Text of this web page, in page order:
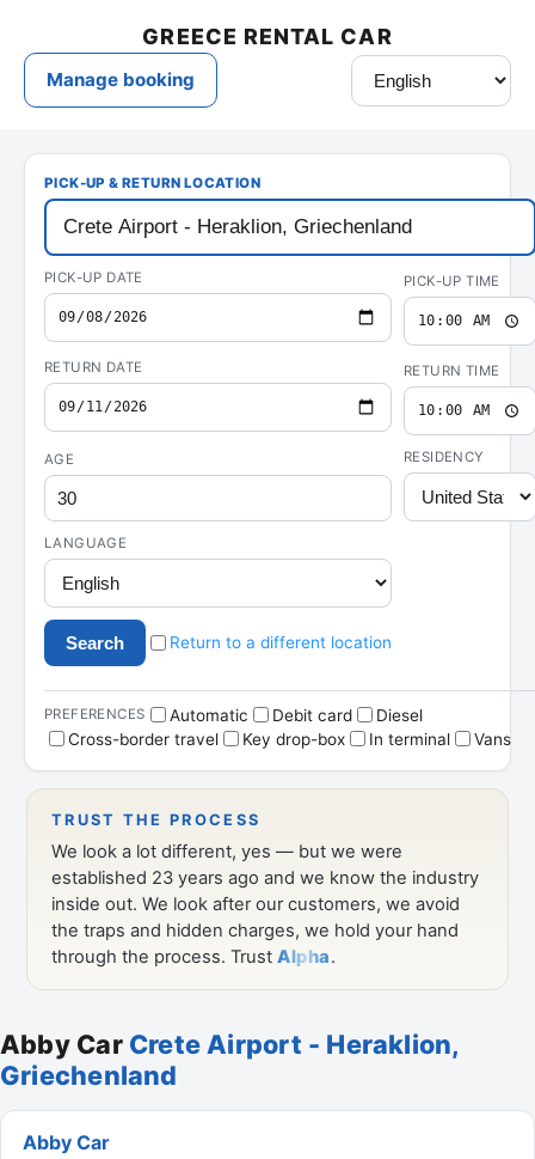
Abby Car Crete Airport - Heraklion,
Griechenland
Abby Car